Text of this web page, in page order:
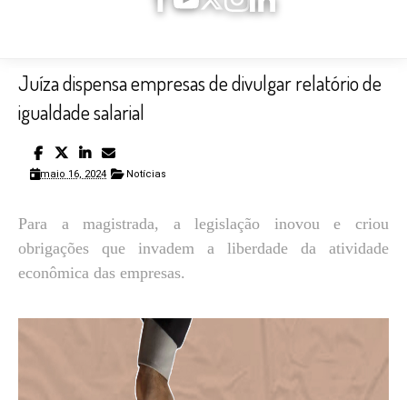
Juíza dispensa empresas de divulgar relatório de
igualdade salarial
maio 16, 2024 Notícias
Para a magistrada, a legislação inovou e criou
obrigações que invadem a liberdade da atividade
econômica das empresas.